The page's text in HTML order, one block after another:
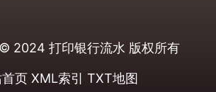
2024 打印银行流水 版权所有
首页 XML索引 TXT地图